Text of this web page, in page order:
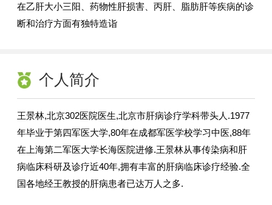
在乙肝大小三阳、药物性肝损害、丙肝、脂肪肝等疾病的诊
断和治疗方面有独特造诣
个人简介
王景林,北京302医院医生,北京市肝病诊疗学科带头人.1977
年毕业于第四军医大学,80年在成都军医学校学习中医,88年
在上海第二军医大学长海医院进修.王景林从事传染病和肝
病临床科研及诊疗近40年,拥有丰富的肝病临床诊疗经验.全
国各地经王教授的肝病患者已达万人之多.